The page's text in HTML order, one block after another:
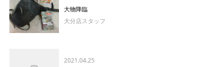
大物降臨
大分店スタッフ
2021.04.25